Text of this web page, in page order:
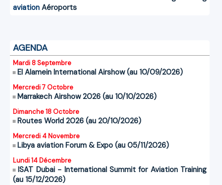
aviation Aéroports
AGENDA
Mardi 8 Septembre
El Alamein International Airshow (au 10/09/2026)
Mercredi 7 Octobre
Marrakech Airshow 2026 (au 10/10/2026)
Dimanche 18 Octobre
Routes World 2026 (au 20/10/2026)
Mercredi 4 Novembre
Libya aviation Forum & Expo (au 05/11/2026)
Lundi 14 Décembre
ISAT Dubai - International Summit for Aviation Training
(au 15/12/2026)